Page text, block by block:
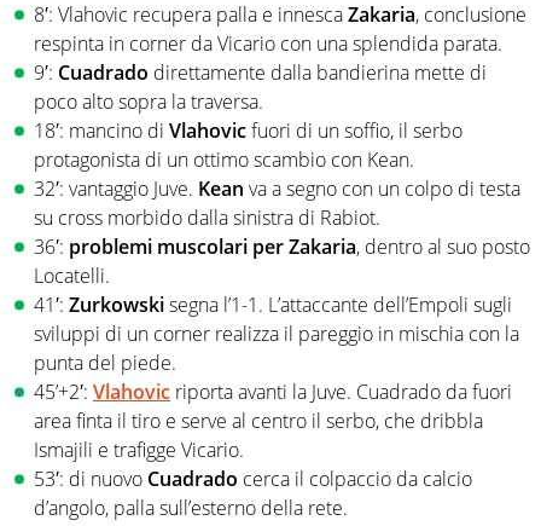
8′: Vlahovic recupera palla e innescaZakaria, conclusione
respinta in corner da Vicario con una splendida parata.
9′: Cuadrado direttamente dalla bandierina mette di
poco alto sopra la traversa.
18′: mancino di Vlahovicfuori di un soffio, il serbo
protagonista di un ottimo scambio con Kean.
32′: vantaggio Juve. Kean va a segno con un colpo di testa
su cross morbido dalla sinistra di Rabiot.
36′: problemi muscolari per Zakaria, dentro al suo posto
Locatelli.
41′: Zurkowskisegna l’1-1. L’attaccante dell’Empoli sugli
sviluppi di un corner realizza il pareggio in mischia con la
punta del piede.
45’+2′: Vlahovic riporta avanti la Juve. Cuadrado da fuori
area finta il tiro e serve al centro il serbo, che dribbla
Ismajili e trafigge Vicario.
53′: di nuovo Cuadrado cerca il colpaccio da calcio
d’angolo, palla sull’esterno della rete.